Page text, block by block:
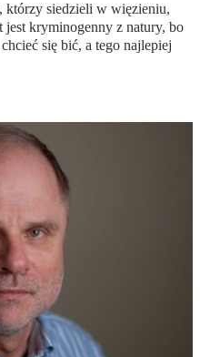
którzy siedzieli w więzieniu,
jest kryminogenny z natury, bo
się bić, a tego najlepiej